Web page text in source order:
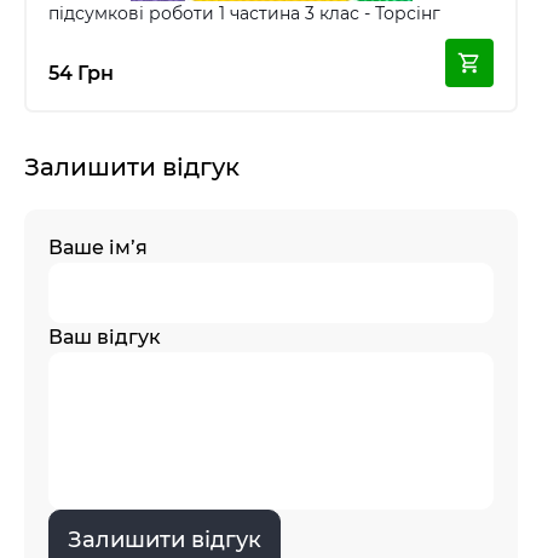
підсумкові роботи 1 частина 3 клас - Торсінг
54 Грн
Залишити відгук
Ваше ім’я
Ваш відгук
Залишити відгук